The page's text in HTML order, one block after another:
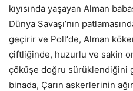
kıyısında yaşayan Alman
Dünya Savaşı’nın
geçirir ve Poll‘de, Alman
çiftliğinde, huzurlu ve sakin
çöküşe doğru sürüklendiğini
binada, Çarın askerlerinin